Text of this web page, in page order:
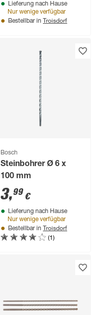
Lieferung nach Hause
Nur wenige verfügbar
Bestellbar in Troisdorf
Bosch
Steinbohrer Ø 6 x
100 mm
3,99 €
Lieferung nach Hause
Nur wenige verfügbar
Bestellbar in Troisdorf
(1)